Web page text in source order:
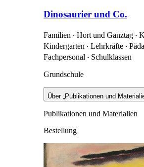
Dinosaurier und Co.
Familien ‧ Hort und Ganztag ‧
Kindergarten ‧ Lehrkräfte ‧
Fachpersonal ‧ Schulklassen
Grundschule
Über „Publikationen und
Publikationen und Materialien
Bestellung